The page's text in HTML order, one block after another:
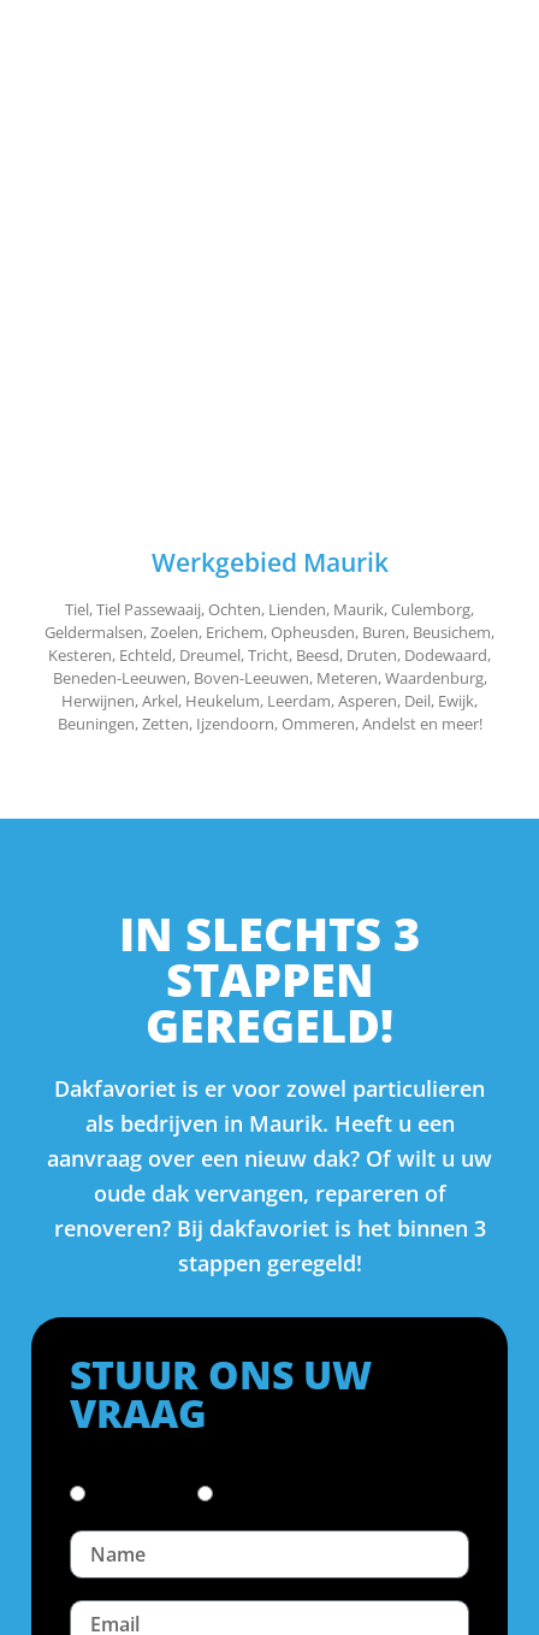
Werkgebied Maurik
Tiel, Tiel Passewaaij, Ochten, Lienden, Maurik, Culemborg,
Geldermalsen, Zoelen, Erichem, Opheusden, Buren, Beusichem,
Kesteren, Echteld, Dreumel, Tricht, Beesd, Druten, Dodewaard,
Beneden-Leeuwen, Boven-Leeuwen, Meteren, Waardenburg,
Herwijnen, Arkel, Heukelum, Leerdam, Asperen, Deil, Ewijk,
Beuningen, Zetten, Ijzendoorn, Ommeren, Andelst en meer!
IN SLECHTS 3
STAPPEN
GEREGELD!
Dakfavoriet is er voor zowel particulieren
als bedrijven in Maurik. Heeft u een
aanvraag over een nieuw dak? Of wilt u uw
oude dak vervangen, repareren of
renoveren? Bij dakfavoriet is het binnen 3
stappen geregeld!
STUUR ONS UW
VRAAG